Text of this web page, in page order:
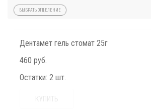
ВЫБРАТЬ ОТДЕЛЕНИЕ
Дентамет гель стомат 25г
460 руб.
Остатки: 2 шт.